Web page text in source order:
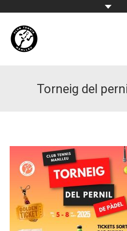
RESERVA
CONTACTE
Torneig del